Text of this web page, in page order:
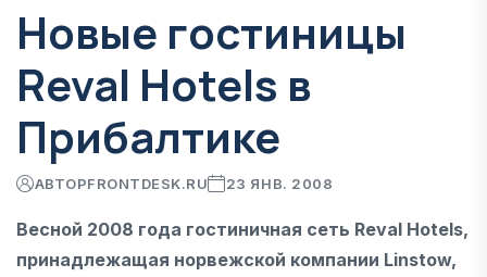
Новые гостиницы
Reval Hotels в
Прибалтике
АВТОРFRONTDESK.RU 23 ЯНВ. 2008
Весной 2008 года гостиничная сеть Reval Hotels,
принадлежащая норвежской компании Linstow,